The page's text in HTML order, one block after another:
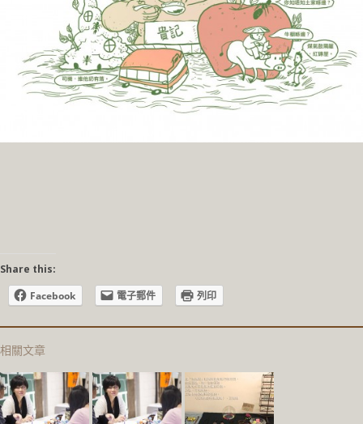
Share this:
Facebook
電子郵件 列印
相關文章